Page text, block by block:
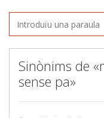
Sinònims de
sense pa»